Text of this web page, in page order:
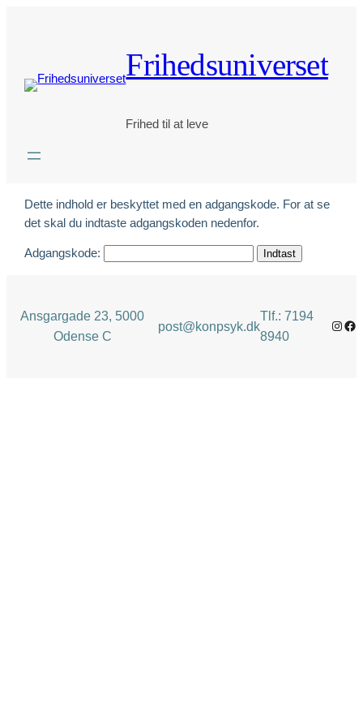
Frihedsuniverset
Frihed til at leve
Dette indhold er beskyttet med en adgangskode. For at se
det skal du indtaste adgangskoden nedenfor.
Adgangskode:
Ansgargade 23, 5000
Odense C
post@konpsyk.dk
Tlf.: 7194
8940